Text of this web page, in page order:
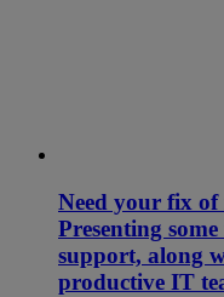
Need your fix of
Presenting
support, along
productive IT